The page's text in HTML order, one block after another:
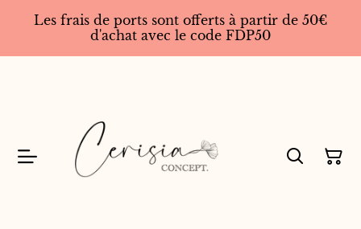
Les frais de ports sont offerts à partir de 50€
d'achat avec le code FDP50